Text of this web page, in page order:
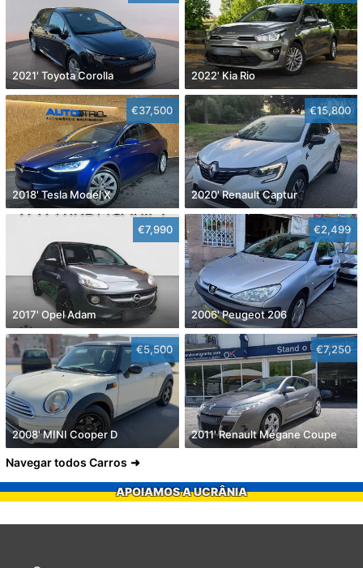
2021' Toyota Corolla 2022' Kia Rio
€37,500
2018' Tesla Model X
€15,800
2020' Renault Captur
€7,990
2017' Opel Adam
€2,499
2006' Peugeot 206
€5,500
2008' MINI Cooper D
€7,250
2011' Renault Mégane Coupe
Navegar todos Carros
APOIAMOS A UCRÂNIA